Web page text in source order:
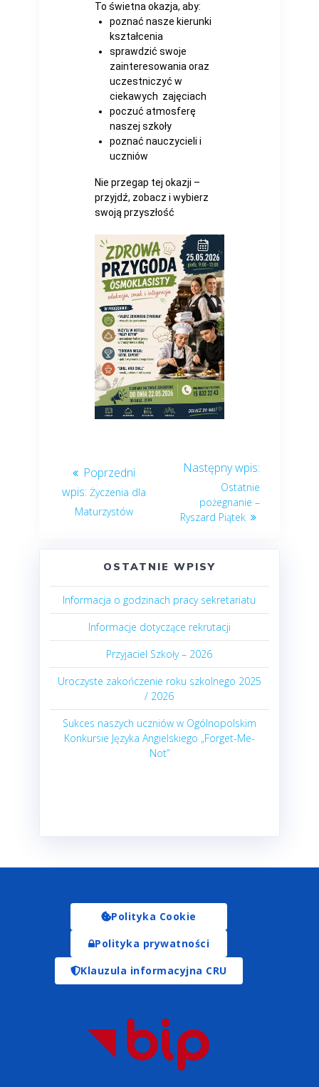
To świetna okazja, aby:
poznać nasze kierunki
kształcenia
sprawdzić swoje
zainteresowania oraz
uczestniczyć w
ciekawych zajęciach
poczuć atmosferę
naszej szkoły
poznać nauczycieli i
uczniów
Nie przegap tej okazji –
przyjdź, zobacz i wybierz
swoją przyszłość
Życzenia dla
Maturzystów
Ostatnie
pożegnanie –
Ryszard Piątek
OSTATNIE WPISY
Informacja o godzinach pracy sekretariatu
Informacje dotyczące rekrutacji
Przyjaciel Szkoły – 2026
Uroczyste zakończenie roku szkolnego 2025
/ 2026
Sukces naszych uczniów w Ogólnopolskim
Konkursie Języka Angielskiego „Forget-Me-
Not”
Polityka Cookie
Polityka prywatności
Klauzula informacyjna CRU